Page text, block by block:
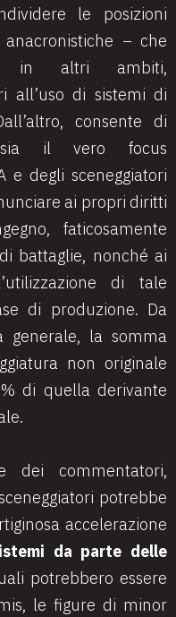
le posizioni
– che
in altri ambiti,
all’uso di sistemi di
consente di
sia il vero focus
e degli sceneggiatori
ai propri diritti
faticosamente
battaglie, nonché ai
di tale
di produzione. Da
la somma
non originale
di quella derivante
dei commentatori,
potrebbe
accelerazione
da parte delle
potrebbero essere
le figure di minor